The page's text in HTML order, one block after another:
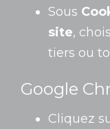
Sous
site,
tiers ou
Google
Cliquez